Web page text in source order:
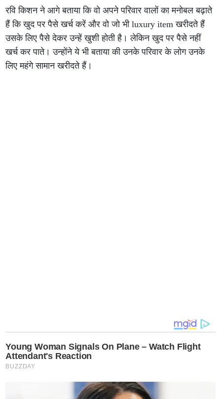
रवि किशन ने आगे बताया कि वो अपने परिवार वालों का मनोबल बढ़ाते
हैं कि खुद पर पैसे खर्च करें और वो जो भी luxury item खरीदते हैं
उसके लिए पैसे देकर उन्हें खुशी होती है। लेकिन खुद पर पैसे नहीं
खर्च कर पाते। उन्होंने ये भी बताया की उनके परिवार के लोग उनके
लिए महंगे सामान खरीदते हैं।